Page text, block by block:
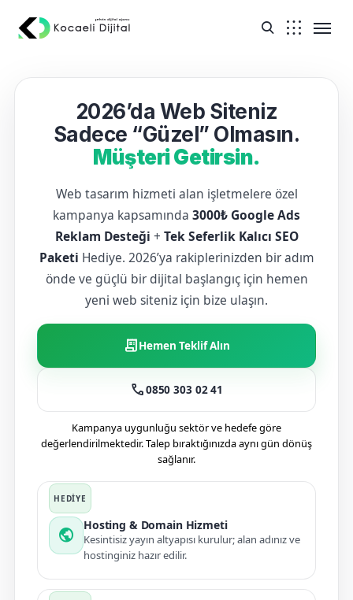
2026’da Web Siteniz
Sadece “Güzel” Olmasın.
Müşteri Getirsin.
Web tasarım hizmeti alan işletmelere özel
kampanya kapsamında 3000₺ Google Ads
Reklam Desteği + Tek Seferlik Kalıcı SEO
Paketi Hediye. 2026’ya rakiplerinizden bir adım
önde ve güçlü bir dijital başlangıç için hemen
yeni web siteniz için bize ulaşın.
receipt_longHemen Teklif Alın
call0850 303 02 41
Kampanya uygunluğu sektör ve hedefe göre
değerlendirilmektedir. Talep bıraktığınızda aynı gün dönüş
sağlanır.
public
Hosting & Domain Hizmeti
Kesintisiz yayın altyapısı kurulur; alan adınız ve
hostinginiz hazır edilir.